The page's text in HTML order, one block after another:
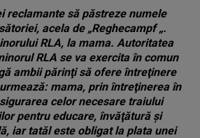
reclamante să păstreze numele
acela de „Reghecampf „.
RLA, la mama. Autoritatea
RLA se va exercita în comun
ambii părinţi să ofere întreţinere
mama, prin întreţinerea în
celor necesare traiului
pentru educare, învăţătură şi
iar tatăl este obligat la plata unei